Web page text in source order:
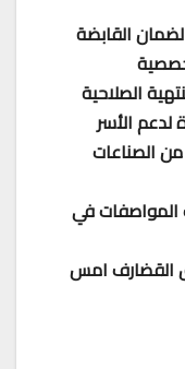
القابضة
الصلاحية
لدعم الأسر
الصناعات
المواصفات في
القضارف امس